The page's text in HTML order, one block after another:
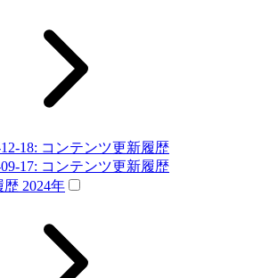
12-18: コンテンツ更新履歴
09-17: コンテンツ更新履歴
2024年